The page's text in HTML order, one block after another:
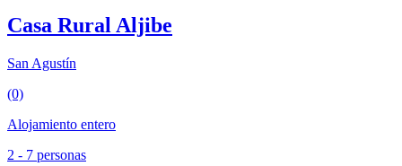
Casa Rural Aljibe
San Agustín
(0)
Alojamiento entero
2 - 7 personas